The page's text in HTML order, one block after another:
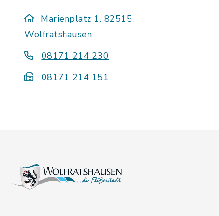
Marienplatz 1, 82515
Wolfratshausen
08171 214 230
08171 214 151